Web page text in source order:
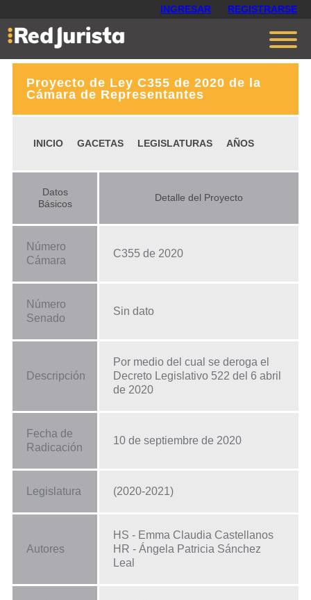
INGRESAR REGISTRARSE
Contáctanos
Planes
Proyecto de Ley C355 de 2020 de la
Cámara de Representantes
INICIO GACETAS LEGISLATURAS AÑOS
Datos
Básicos
Detalle del Proyecto
Número
Cámara
C355 de 2020
Número
Senado
Sin dato
Descripción
Por medio del cual se deroga el
Decreto Legislativo 522 del 6 abril
de 2020
Fecha de
Radicación
10 de septiembre de 2020
Legislatura (2020-2021)
Autores
HS - Emma Claudia Castellanos
HR - Ángela Patricia Sánchez
Leal